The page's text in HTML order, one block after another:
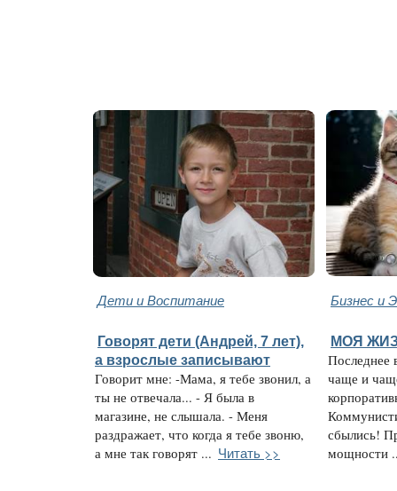
Дети и Воспитание Бизнес и
Говорят дети (Андрей, 7 лет),
а взрослые записывают
Говорит мне: -Мама, я тебе звонил, а
ты не отвечала... - Я была в
магазине, не слышала. - Меня
раздражает, что когда я тебе звоню,
а мне так говорят ... Читать >>
МОЯ
Последнее
чаще и
сбылись!
мощности